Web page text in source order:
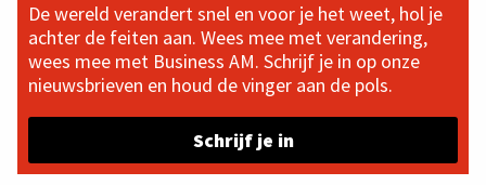
De wereld verandert snel en voor je het weet, hol je
achter de feiten aan. Wees mee met verandering,
wees mee met Business AM. Schrijf je in op onze
nieuwsbrieven en houd de vinger aan de pols.
Schrijf je in